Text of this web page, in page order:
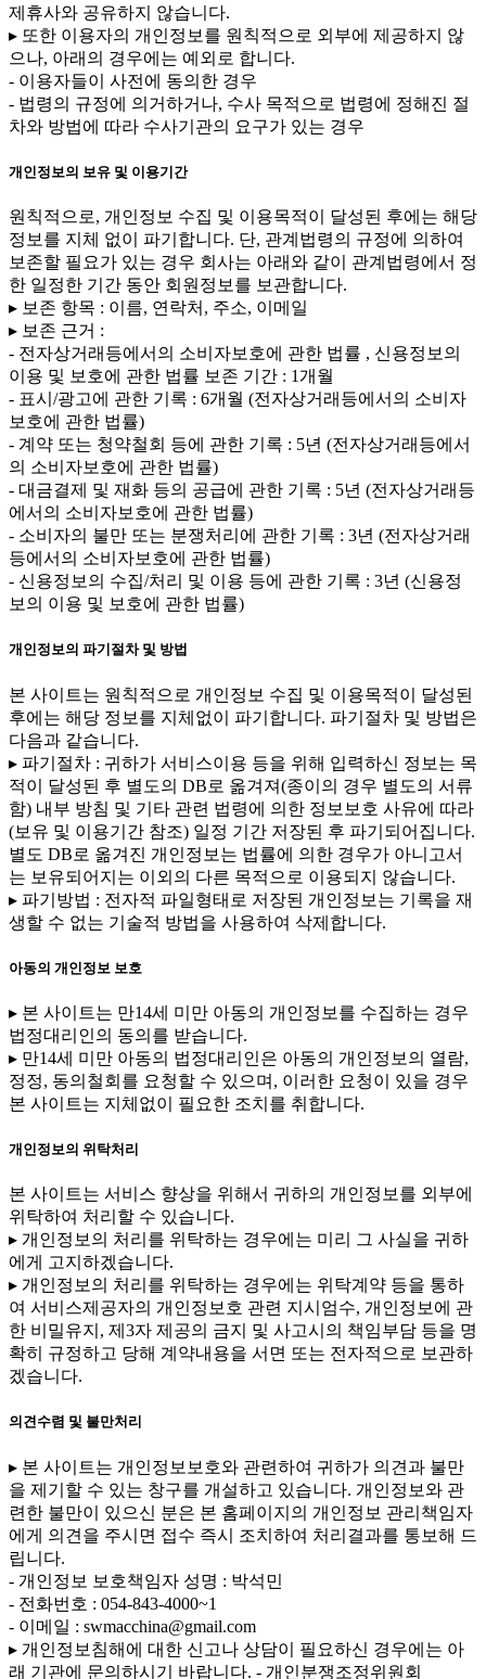
제휴사와 공유하지 않습니다.
▸ 또한 이용자의 개인정보를 원칙적으로 외부에 제공하지 않
으나, 아래의 경우에는 예외로 합니다.
- 이용자들이 사전에 동의한 경우
- 법령의 규정에 의거하거나, 수사 목적으로 법령에 정해진 절
차와 방법에 따라 수사기관의 요구가 있는 경우
개인정보의 보유 및 이용기간
원칙적으로, 개인정보 수집 및 이용목적이 달성된 후에는 해당
정보를 지체 없이 파기합니다. 단, 관계법령의 규정에 의하여
보존할 필요가 있는 경우 회사는 아래와 같이 관계법령에서 정
한 일정한 기간 동안 회원정보를 보관합니다.
▸ 보존 항목 : 이름, 연락처, 주소, 이메일
▸ 보존 근거 :
- 전자상거래등에서의 소비자보호에 관한 법률 , 신용정보의
이용 및 보호에 관한 법률 보존 기간 : 1개월
- 표시/광고에 관한 기록 : 6개월 (전자상거래등에서의 소비자
보호에 관한 법률)
- 계약 또는 청약철회 등에 관한 기록 : 5년 (전자상거래등에서
의 소비자보호에 관한 법률)
- 대금결제 및 재화 등의 공급에 관한 기록 : 5년 (전자상거래등
에서의 소비자보호에 관한 법률)
- 소비자의 불만 또는 분쟁처리에 관한 기록 : 3년 (전자상거래
등에서의 소비자보호에 관한 법률)
- 신용정보의 수집/처리 및 이용 등에 관한 기록 : 3년 (신용정
보의 이용 및 보호에 관한 법률)
개인정보의 파기절차 및 방법
본 사이트는 원칙적으로 개인정보 수집 및 이용목적이 달성된
후에는 해당 정보를 지체없이 파기합니다. 파기절차 및 방법은
다음과 같습니다.
▸ 파기절차 : 귀하가 서비스이용 등을 위해 입력하신 정보는 목
적이 달성된 후 별도의 DB로 옮겨져(종이의 경우 별도의 서류
함) 내부 방침 및 기타 관련 법령에 의한 정보보호 사유에 따라
(보유 및 이용기간 참조) 일정 기간 저장된 후 파기되어집니다.
별도 DB로 옮겨진 개인정보는 법률에 의한 경우가 아니고서
는 보유되어지는 이외의 다른 목적으로 이용되지 않습니다.
▸ 파기방법 : 전자적 파일형태로 저장된 개인정보는 기록을 재
생할 수 없는 기술적 방법을 사용하여 삭제합니다.
아동의 개인정보 보호
▸ 본 사이트는 만14세 미만 아동의 개인정보를 수집하는 경우
법정대리인의 동의를 받습니다.
▸ 만14세 미만 아동의 법정대리인은 아동의 개인정보의 열람,
정정, 동의철회를 요청할 수 있으며, 이러한 요청이 있을 경우
본 사이트는 지체없이 필요한 조치를 취합니다.
개인정보의 위탁처리
본 사이트는 서비스 향상을 위해서 귀하의 개인정보를 외부에
위탁하여 처리할 수 있습니다.
▸ 개인정보의 처리를 위탁하는 경우에는 미리 그 사실을 귀하
에게 고지하겠습니다.
▸ 개인정보의 처리를 위탁하는 경우에는 위탁계약 등을 통하
여 서비스제공자의 개인정보호 관련 지시엄수, 개인정보에 관
한 비밀유지, 제3자 제공의 금지 및 사고시의 책임부담 등을 명
확히 규정하고 당해 계약내용을 서면 또는 전자적으로 보관하
겠습니다.
의견수렴 및 불만처리
▸ 본 사이트는 개인정보보호와 관련하여 귀하가 의견과 불만
을 제기할 수 있는 창구를 개설하고 있습니다. 개인정보와 관
련한 불만이 있으신 분은 본 홈페이지의 개인정보 관리책임자
에게 의견을 주시면 접수 즉시 조치하여 처리결과를 통보해 드
립니다.
- 개인정보 보호책임자 성명 : 박석민
- 전화번호 : 054-843-4000~1
- 이메일 : swmacchina@gmail.com
▸ 개인정보침해에 대한 신고나 상담이 필요하신 경우에는 아
래 기관에 문의하시기 바랍니다. - 개인분쟁조정위원회